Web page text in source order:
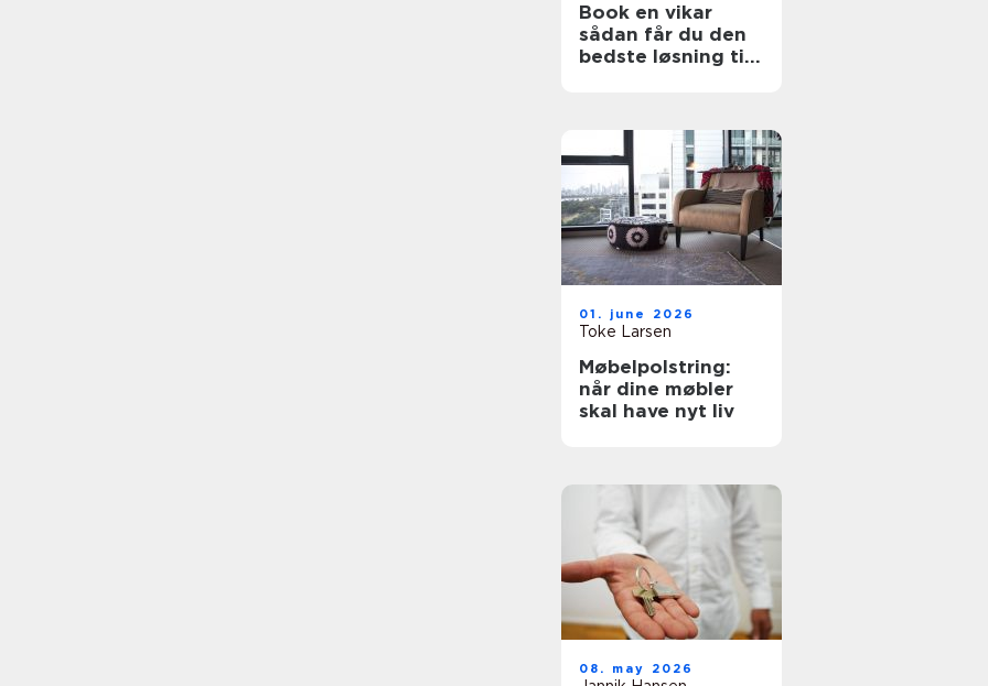
Book en vikar
sådan får du den
bedste løsning til
01. june 2026
Toke Larsen
Møbelpolstring:
når dine møbler
skal have nyt liv
08. may 2026